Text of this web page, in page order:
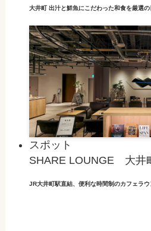
大井町 出汁と鮮魚にこだわった和食を厳選の
スポット
SHARE LOUNGE 大井
JR大井町駅直結、便利な時間制のカフェラウ